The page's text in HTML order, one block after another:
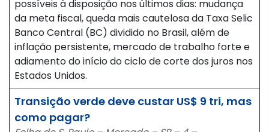
possíveis à disposição nos últimos dias: mudança
da meta fiscal, queda mais cautelosa da Taxa Selic
Banco Central (BC) dividido no Brasil, além de
inflação persistente, mercado de trabalho forte e
adiamento do início do ciclo de corte dos juros nos
Estados Unidos.
Transição verde deve custar US$ 9 tri, mas
como pagar?